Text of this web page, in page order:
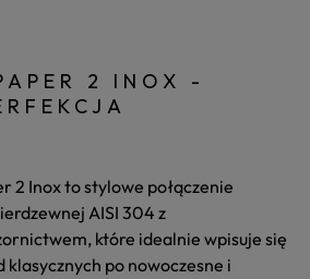
2 INOX -
2 Inoxto stylowe połączenie
AISI 304 z
które idealnie wpisuje się
klasycznych po nowoczesne i